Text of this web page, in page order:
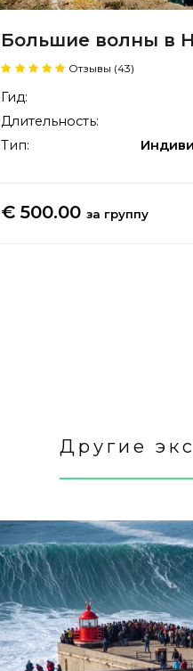
Большие волны в
Отзывы (43)
Гид:
Длительность:
Тип:
€ 500.00за группу
Другие